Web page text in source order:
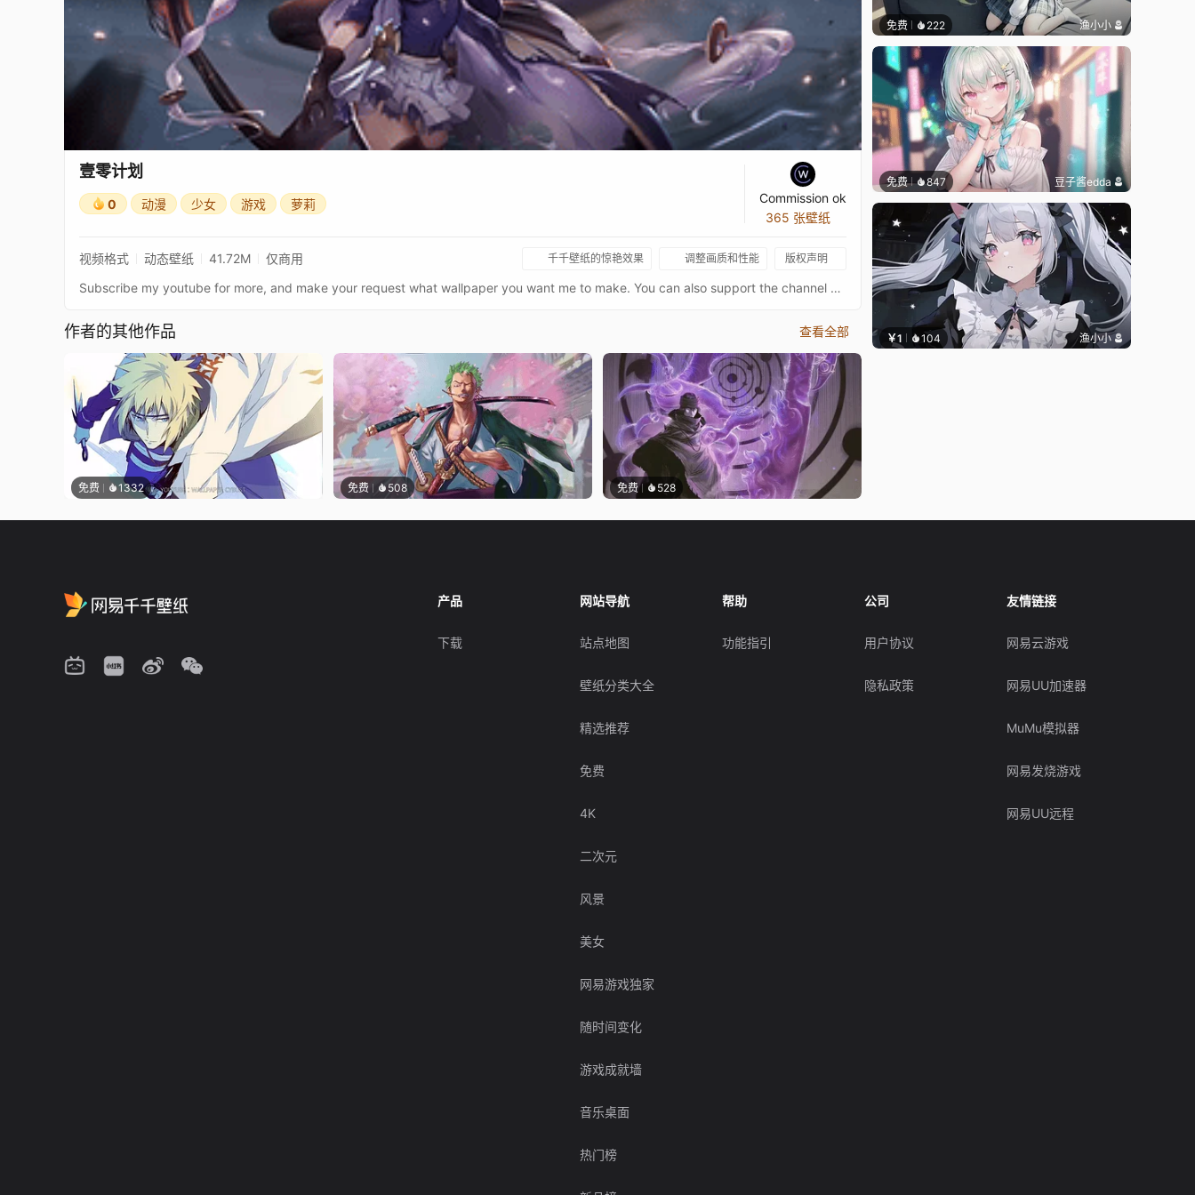
壹零计划
0 动漫 少女 游戏 萝莉
Commission ok
365 张壁纸
视频格式 动态壁纸 41.72M 仅商用 千千壁纸的惊艳效果 调整画质和性能 版权声明
Subscribe my youtube for more, and make your request what wallpaper you want me to make. You can also support the channel by donation. All Links in below.Credit Pixiv Id 575818Download Link for Wallpaper- https://wishes2.com/d3tw---Streamlab/ Support and sustain channel by donation- https://streamlabs.com/cybustcheehanMake Any Wallpaper Animation Request- http://wishes2.com/hwpSubscribe Youtube- https://goo.gl/pycrti
作者的其他作品 查看全部
免费 1332 免费 508 免费 528
免费 222 渔小小
免费 847 豆子酱edda
￥1 104 渔小小
产品
下载
网站导航
站点地图
壁纸分类大全
精选推荐
免费
4K
二次元
风景
美女
网易游戏独家
随时间变化
游戏成就墙
音乐桌面
热门榜
帮助
功能指引
公司
用户协议
隐私政策
友情链接
网易云游戏
网易UU加速器
MuMu模拟器
网易发烧游戏
网易UU远程